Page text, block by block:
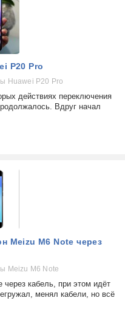
P20 Pro
Huawei P20 Pro
действиях переключения
Вдруг начал
Meizu M6 Note через
Meizu M6 Note
кабель, при этом идёт
менял кабели, но всё